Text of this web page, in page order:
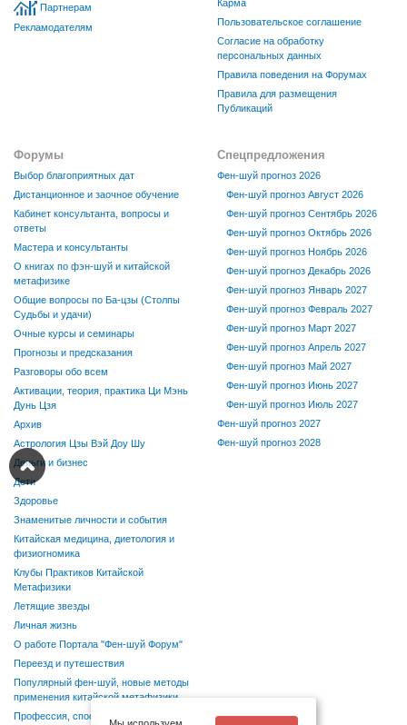
Партнерам
Рекламодателям
Карма
Пользовательское соглашение
Согласие на обработку
персональных данных
Правила поведения на Форумах
Правила для размещения
Публикаций
Форумы
Выбор благоприятных дат
Дистанционное и заочное обучение
Кабинет консультанта, вопросы и
ответы
Мастера и консультанты
О книгах по фэн-шуй и китайской
метафизике
Общие вопросы по Ба-цзы (Столпы
Судьбы и удачи)
Очные курсы и семинары
Прогнозы и предсказания
Разговоры обо всем
Активации, теория, практика Ци Мэнь
Дунь Цзя
Архив
Астрология Цзы Вэй Доу Шу
Деньги и бизнес
Дети
Здоровье
Знаменитые личности и события
Китайская медицина, диетология и
физиогномика
Клубы Практиков Китайской
Метафизики
Летящие звезды
Личная жизнь
О работе Портала "Фен-шуй Форум"
Переезд и путешествия
Популярный фен-шуй, новые методы
применения китайской метафизики
Профессия, способности, хобби
Спецпредложения
Фен-шуй прогноз 2026
Фен-шуй прогноз Август 2026
Фен-шуй прогноз Сентябрь 2026
Фен-шуй прогноз Октябрь 2026
Фен-шуй прогноз Ноябрь 2026
Фен-шуй прогноз Декабрь 2026
Фен-шуй прогноз Январь 2027
Фен-шуй прогноз Февраль 2027
Фен-шуй прогноз Март 2027
Фен-шуй прогноз Апрель 2027
Фен-шуй прогноз Май 2027
Фен-шуй прогноз Июнь 2027
Фен-шуй прогноз Июль 2027
Фен-шуй прогноз 2027
Фен-шуй прогноз 2028